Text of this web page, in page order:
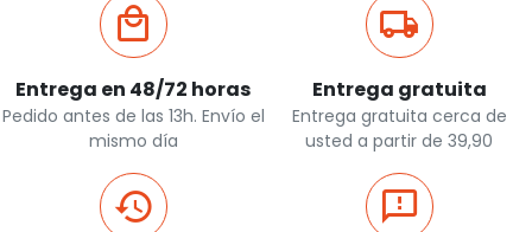
Entrega en 48/72 horas
Pedido antes de las 13h. Envío el
mismo día
Entrega gratuita
Entrega gratuita cerca de
usted a partir de 39,90